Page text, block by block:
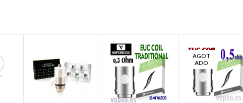
AGOT
ADO